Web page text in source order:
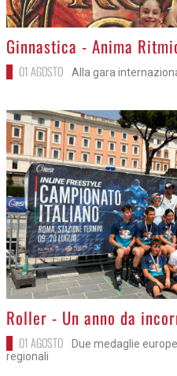
>
Ginnastica - Anima
01 AGOSTO Alla gara
>
Roller - Un anno da
01 AGOSTO
Due medaglie
regionali